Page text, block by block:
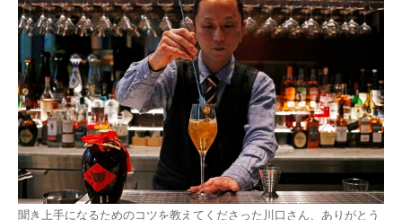
聞き上手になるためのコツを教えてくださった川口さん、ありがとう